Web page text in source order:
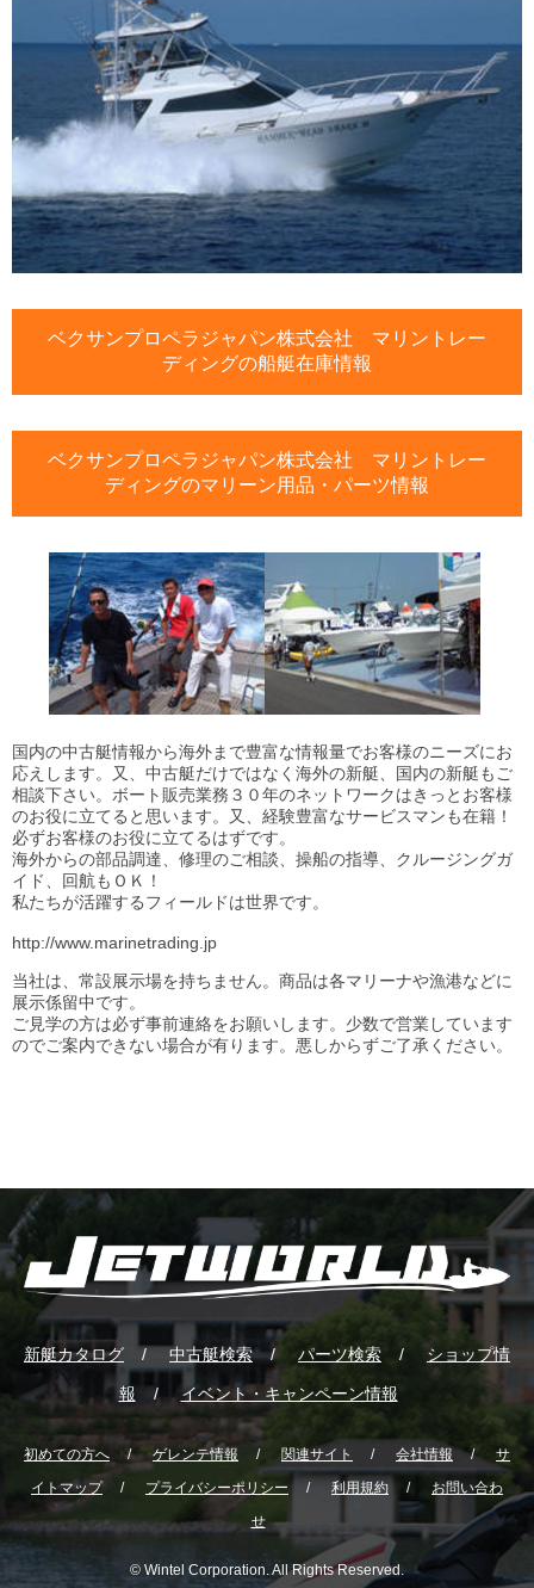
ベクサンプロペラジャパン株式会社 マリントレー
ディングの船艇在庫情報
ベクサンプロペラジャパン株式会社 マリントレー
ディングのマリーン用品・パーツ情報
国内の中古艇情報から海外まで豊富な情報量でお客様のニーズにお
応えします。又、中古艇だけではなく海外の新艇、国内の新艇もご
相談下さい。ボート販売業務３０年のネットワークはきっとお客様
のお役に立てると思います。又、経験豊富なサービスマンも在籍！
必ずお客様のお役に立てるはずです。
海外からの部品調達、修理のご相談、操船の指導、クルージングガ
イド、回航もＯＫ！
私たちが活躍するフィールドは世界です。
http://www.marinetrading.jp
当社は、常設展示場を持ちません。商品は各マリーナや漁港などに
展示係留中です。
ご見学の方は必ず事前連絡をお願いします。少数で営業しています
のでご案内できない場合が有ります。悪しからずご了承ください。
新艇カタログ 中古艇検索 パーツ検索 ショップ情
報 イベント・キャンペーン情報
初めての方へ ゲレンテ情報 関連サイト 会社情報
サ
イトマップ
プライバシーポリシー 利用規約
お問い合わ
せ
© Wintel Corporation. All Rights Reserved.